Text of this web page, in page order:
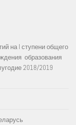
на I ступени общего
образования
2018/2019